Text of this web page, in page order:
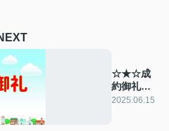
☆★☆成
約御礼
☆★☆
2025.06.15